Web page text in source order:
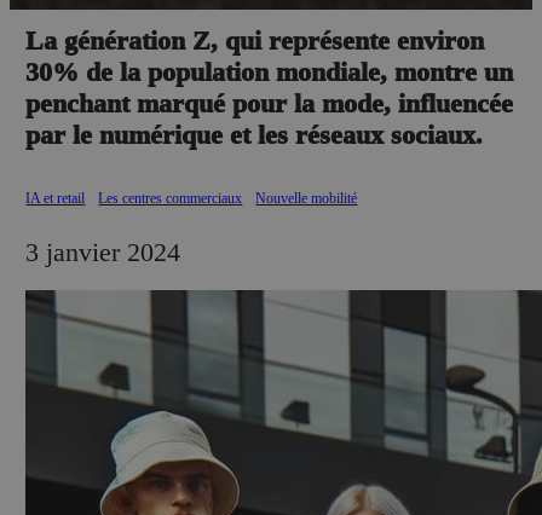
La génération Z, qui représente environ
30% de la population mondiale, montre un
penchant marqué pour la mode, influencée
par le numérique et les réseaux sociaux.
IA et retail Les centres commerciaux Nouvelle mobilité
3 janvier 2024